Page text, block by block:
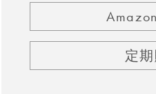
定